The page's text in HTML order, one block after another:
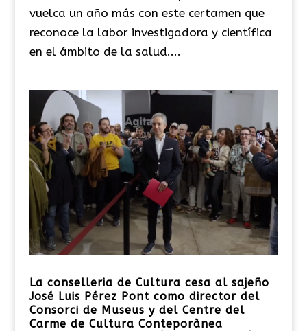
vuelca un año más con este certamen que
reconoce la labor investigadora y científica
en el ámbito de la salud....
La conselleria de Cultura cesa al sajeño
José Luis Pérez Pont como director del
Consorci de Museus y del Centre del
Carme de Cultura Conteporànea